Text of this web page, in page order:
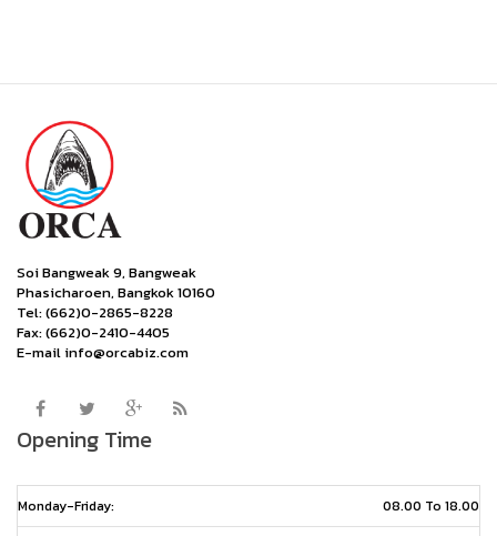
Soi Bangweak 9, Bangweak
Phasicharoen, Bangkok 10160
Tel: (662)0-2865-8228
Fax: (662)0-2410-4405
E-mail info@orcabiz.com
Opening Time
Monday-Friday: 08.00 To 18.00